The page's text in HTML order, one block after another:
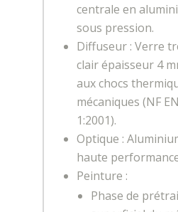
centrale en
sous pression.
Diffuseur : Verre
clair épaisseur 4
aux chocs
mécaniques (NF
1:2001).
Optique :
haute
Peinture :
Phase de